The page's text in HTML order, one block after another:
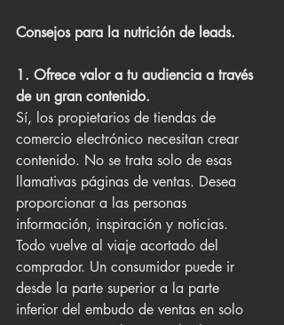
Consejos para la nutrición de leads.
1. Ofrece valor a tu audiencia a través
de un gran contenido.
Sí, los propietarios de tiendas de
comercio electrónico necesitan crear
contenido. No se trata solo de esas
llamativas páginas de ventas. Desea
proporcionar a las personas
información, inspiración y noticias.
Todo vuelve al viaje acortado del
comprador. Un consumidor puede ir
desde la parte superior a la parte
inferior del embudo de ventas en solo